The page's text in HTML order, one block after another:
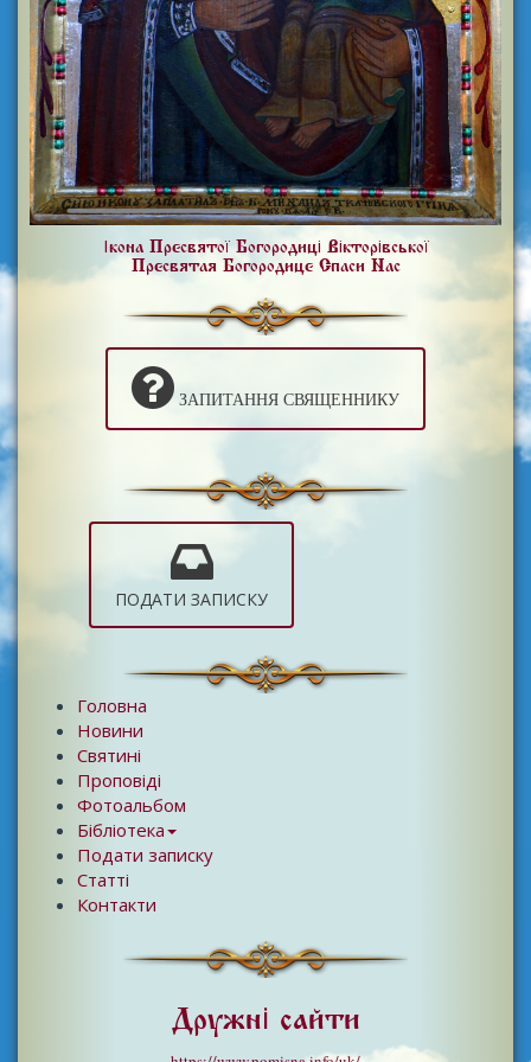
Ікона Пресвятої Богородиці Вікторівської
Пресвятая Богородице Спаси Нас
ЗАПИТАННЯ СВЯЩЕННИКУ
ПОДАТИ ЗАПИСКУ
Головна
Новини
Святині
Проповіді
Фотоальбом
Бібліотека
Подати записку
Статті
Контакти
Дружні сайти